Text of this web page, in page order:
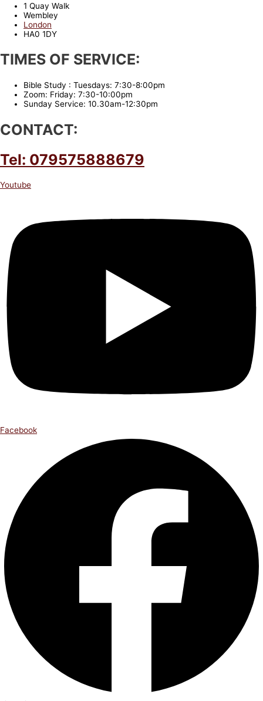
1 Quay Walk
Wembley
London
HA0 1DY
TIMES OF SERVICE:
Bible Study : Tuesdays: 7:30-8:00pm
Zoom: Friday: 7:30-10:00pm
Sunday Service: 10.30am-12:30pm
CONTACT:
Tel: 079575888679
Youtube
Facebook